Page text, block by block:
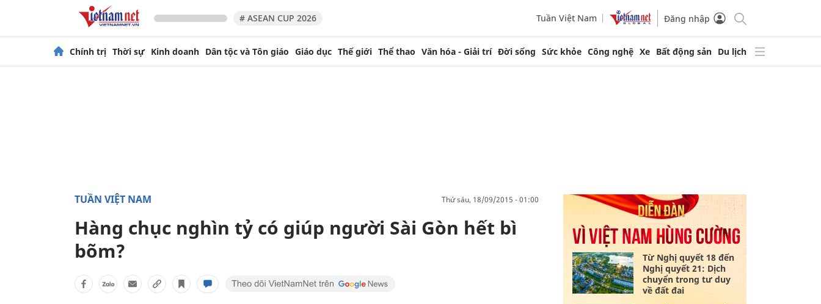
# ASEAN CUP 2026 Tuần Việt Nam Đăng nhập
Chính trị Thời sự Kinh doanh Dân tộc và Tôn giáo Giáo dục Thế giới Thể thao Văn hóa - Giải trí Đời sống Sức khỏe Công nghệ Xe Bất động sản Du lịch
TUẦN VIỆT NAM thứ sáu, 18/09/2015 - 01:00
Hàng chục nghìn tỷ có giúp người Sài Gòn hết bì
bõm?
Từ Nghị quyết 18 đến
Nghị quyết 21: Dịch
chuyển trong tư duy
về đất đai